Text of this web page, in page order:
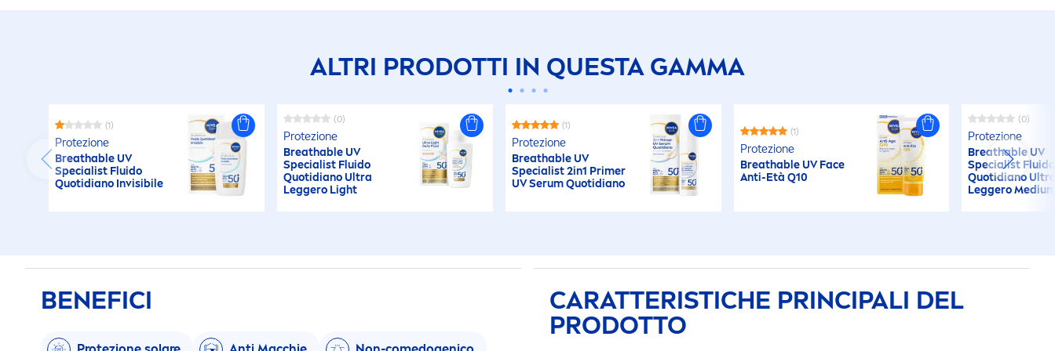
ALTRI PRODOTTI IN QUESTA GAMMA
(1)
Protezione
Breathable UV
Specialist Fluido
Quotidiano Invisibile
(0)
Protezione
Breathable UV
Specialist Fluido
Quotidiano Ultra
Leggero Light
(1)
Protezione
Breathable UV
Specialist 2in1 Primer
UV Serum Quotidiano
(1)
Protezione
Breathable UV Face
Anti-Età Q10
(0)
Protezione
Breathable UV
Specialist Fluido
Quotidiano
Leggero
BENEFICI
CARATTERISTICHE PRINCIPALI DEL
PRODOTTO